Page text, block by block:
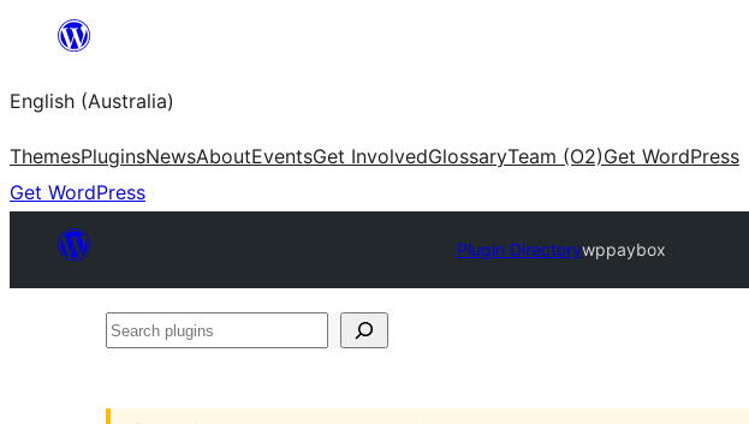
content
English (Australia)
ThemesPluginsNewsAboutEventsGet InvolvedGlossaryTeam (O2)Get WordPress
Get WordPress
Plugin Directorywppaybox
Search